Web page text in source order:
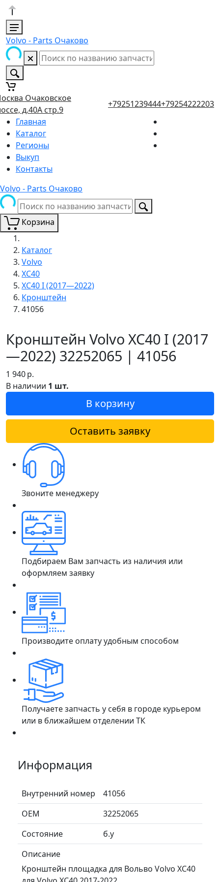
Volvo - Parts Очаково
Очаковское
д.40А стр.9
+79251239444+79254222203
Главная
Каталог
Регионы
Выкуп
Контакты
Volvo - Parts Очаково
Корзина
Каталог
Volvo
XC40
XC40 I (2017—2022)
Кронштейн
41056
Кронштейн Volvo XC40 I (2017
—2022) 32252065 | 41056
1 940р.
В наличии 1 шт.
В корзину
Оставить заявку
Звоните менеджеру
Подбираем Вам запчасть из наличия или
оформляем заявку
Производите оплату удобным способом
Получаете запчасть у себя в городе курьером
или в ближайшем отделении ТК
Информация
Внутренний номер
41056
ОЕМ
32252065
Состояние
б.у
Описание
Кронштейн площадка для Вольво Volvo XC40